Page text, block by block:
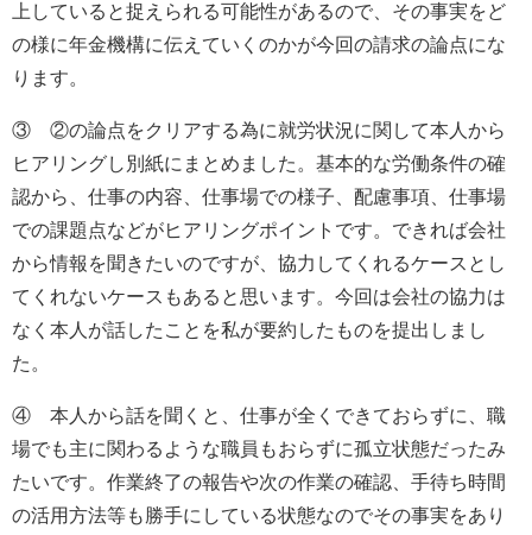
上していると捉えられる可能性があるので、その事実をど
の様に年金機構に伝えていくのかが今回の請求の論点にな
ります。
③ ②の論点をクリアする為に就労状況に関して本人から
ヒアリングし別紙にまとめました。基本的な労働条件の確
認から、仕事の内容、仕事場での様子、配慮事項、仕事場
での課題点などがヒアリングポイントです。できれば会社
から情報を聞きたいのですが、協力してくれるケースとし
てくれないケースもあると思います。今回は会社の協力は
なく本人が話したことを私が要約したものを提出しまし
た。
④ 本人から話を聞くと、仕事が全くできておらずに、職
場でも主に関わるような職員もおらずに孤立状態だったみ
たいです。作業終了の報告や次の作業の確認、手待ち時間
の活用方法等も勝手にしている状態なのでその事実をあり